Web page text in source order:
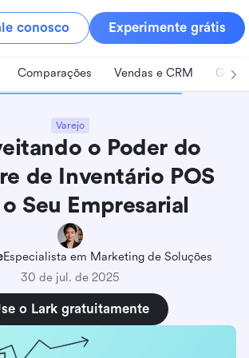
conosco Experimente grátis
Comparações Vendas e CRM
Varejo
o Poder do
de Inventário POS
Seu Empresarial
Especialista em Marketing de Soluções
30 de jul. de 2025
o Lark gratuitamente